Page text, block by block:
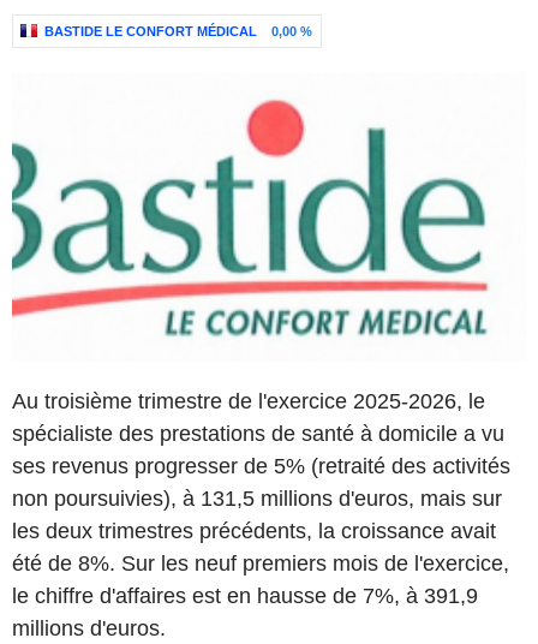
BASTIDE LE CONFORT MÉDICAL 0,00 %
Au troisième trimestre de l'exercice 2025-2026, le
spécialiste des prestations de santé à domicile a vu
ses revenus progresser de 5% (retraité des activités
non poursuivies), à 131,5 millions d'euros, mais sur
les deux trimestres précédents, la croissance avait
été de 8%. Sur les neuf premiers mois de l'exercice,
le chiffre d'affaires est en hausse de 7%, à 391,9
millions d'euros.